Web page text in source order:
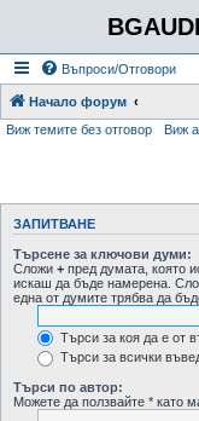
Въпроси/Отговори
Начало форум
Виж темите без отговор
Виж
ЗАПИТВАНЕ
Търсене за ключови думи:
Сложи + пред думата, която
искаш да бъде намерена.
една от думите трябва да
Търси за коя да е от
Търси за всички
Търси по автор:
Можете да ползвайте * като